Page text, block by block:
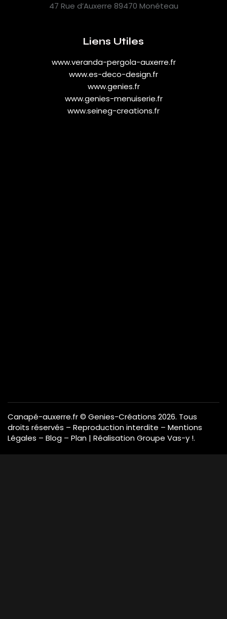
47 Rue d’Auxerre 89470 Monéteau
Liens Utiles
www.veranda-pergola-auxerre.fr
www.es-deco-design.fr
www.genies.fr
www.genies-menuiserie.fr
www.seineg-creations.fr
Canapé-auxerre.fr© Genies-Créations 2026. Tous
droits réservés – Reproduction interdite – Mentions
Légales – Blog – Plan | RéalisationGroupe Vas-y !.